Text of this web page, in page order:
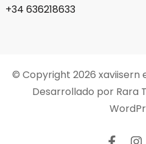
+34 636218633
© Copyright 2026 xaviisern
Desarrollado por Rara